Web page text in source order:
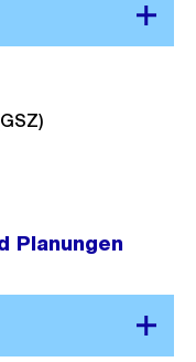
Planungen